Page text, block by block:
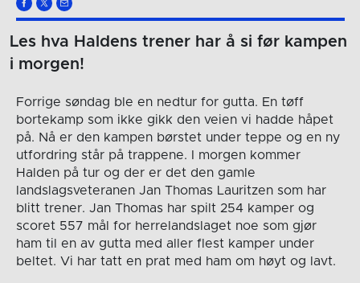
Les hva Haldens trener har å si før kampen
i morgen!
Forrige søndag ble en nedtur for gutta. En tøff
bortekamp som ikke gikk den veien vi hadde håpet
på. Nå er den kampen børstet under teppe og en ny
utfordring står på trappene. I morgen kommer
Halden på tur og der er det den gamle
landslagsveteranen Jan Thomas Lauritzen som har
blitt trener. Jan Thomas har spilt 254 kamper og
scoret 557 mål for herrelandslaget noe som gjør
ham til en av gutta med aller flest kamper under
beltet. Vi har tatt en prat med ham om høyt og lavt.